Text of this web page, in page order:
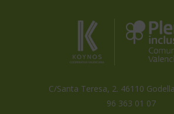
Coopertiva
Valenciana
miembro
Inclusión
Comunidad
Valenciana
C/Santa Teresa, 2. 46110
96 363 01 07